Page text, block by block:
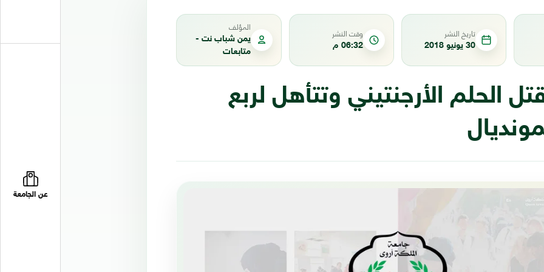
عن الجامعة
تاريخ النشر
30 يونيو 2018
وقت النشر
06:32 م
المؤلف
يمن شباب نت -
متابعات
الحلم الأرجنتيني وتتأهل لربع